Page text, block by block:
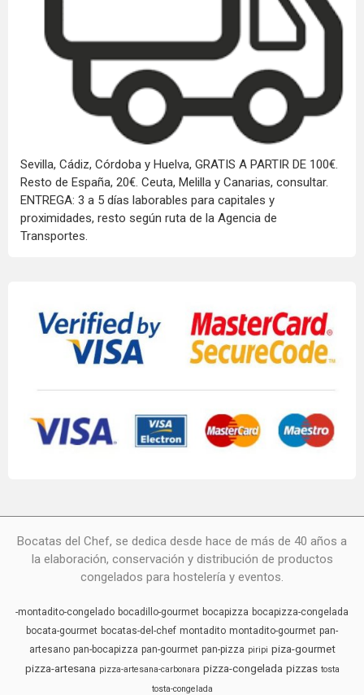
Sevilla, Cádiz, Córdoba y Huelva, GRATIS A PARTIR DE 100€.
Resto de España, 20€. Ceuta, Melilla y Canarias, consultar.
ENTREGA: 3 a 5 días laborables para capitales y
proximidades, resto según ruta de la Agencia de
Transportes.
Bocatas del Chef, se dedica desde hace de más de 40 años a
la elaboración, conservación y distribución de productos
congelados para hostelería y eventos.
-montadito-congelado bocadillo-gourmet bocapizza bocapizza-congelada
bocata-gourmet bocatas-del-chef montadito montadito-gourmet pan-
artesano pan-bocapizza pan-gourmet pan-pizza piripi piza-gourmet
pizza-artesana pizza-artesana-carbonara pizza-congelada pizzas tosta
tosta-congelada